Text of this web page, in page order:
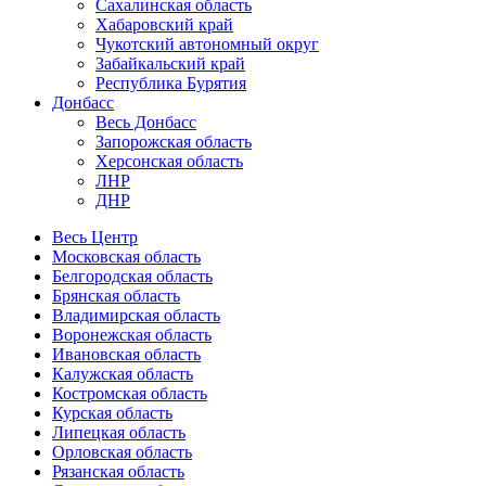
Сахалинская область
Хабаровский край
Чукотский автономный округ
Забайкальский край
Республика Бурятия
Донбасс
Весь Донбасс
Запорожская область
Херсонская область
ЛНР
ДНР
Весь Центр
Московская область
Белгородская область
Брянская область
Владимирская область
Воронежская область
Ивановская область
Калужская область
Костромская область
Курская область
Липецкая область
Орловская область
Рязанская область